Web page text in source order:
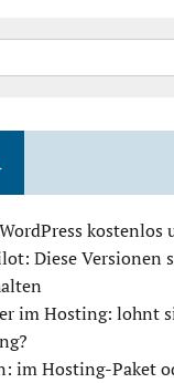
kostenlos
Diese Versionen
im Hosting: lohnt
im Hosting-Paket